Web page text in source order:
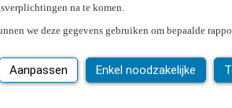
na te komen.
we deze gegevens gebruiken om bepaalde
Aanpassen Enkel noodzakelijke
Foubert Rocher *
Cookies *(1-2-5-